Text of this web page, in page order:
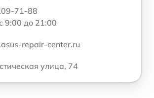
71-88
9:00 до 21:00
repair-center.ru
улица, 74